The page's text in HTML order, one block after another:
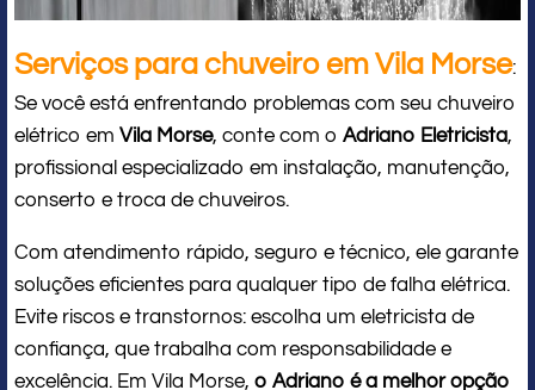
Serviços para chuveiro em Vila Morse:
Se você está enfrentando problemas com seu chuveiro
elétrico em Vila Morse, conte com o Adriano Eletricista,
profissional especializado em instalação, manutenção,
conserto e troca de chuveiros.
Com atendimento rápido, seguro e técnico, ele garante
soluções eficientes para qualquer tipo de falha elétrica.
Evite riscos e transtornos: escolha um eletricista de
confiança, que trabalha com responsabilidade e
excelência. Em Vila Morse, o Adriano é a melhor opção